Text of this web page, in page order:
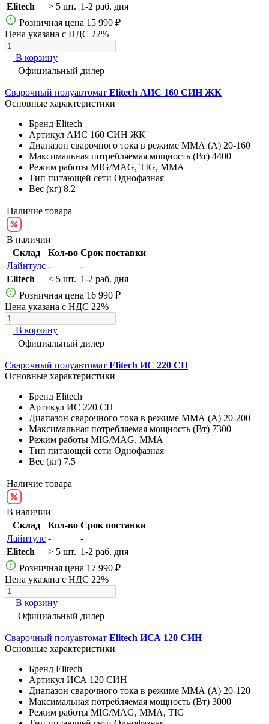
Elitech
> 5 шт. 1-2 раб. дня
Розничная цена 15 990 ₽
Цена указана с НДС 22%
В корзину
Официальный дилер
Сварочный полуавтомат Elitech АИС 160 СИН ЖК
Основные характеристики
Бренд Elitech
Артикул АИС 160 СИН ЖК
Диапазон сварочного тока в режиме ММА (А) 20-160
Максимальная потребляемая мощность (Вт) 4400
Режим работы MIG/MAG, TIG, MMA
Тип питающей сети Однофазная
Вес (кг) 8.2
Наличие товара
В наличии
Склад
Кол-во Срок поставки
Лайнтулс -
-
Elitech
< 5 шт. 1-2 раб. дня
Розничная цена 16 990 ₽
Цена указана с НДС 22%
В корзину
Официальный дилер
Сварочный полуавтомат Elitech ИС 220 СП
Основные характеристики
Бренд Elitech
Артикул ИС 220 СП
Диапазон сварочного тока в режиме ММА (А) 20-200
Максимальная потребляемая мощность (Вт) 7300
Режим работы MIG/MAG, MMA
Тип питающей сети Однофазная
Вес (кг) 7.5
Наличие товара
В наличии
Склад
Кол-во Срок поставки
Лайнтулс -
-
Elitech
> 5 шт. 1-2 раб. дня
Розничная цена 17 990 ₽
Цена указана с НДС 22%
В корзину
Официальный дилер
Сварочный полуавтомат Elitech ИСА 120 СИН
Основные характеристики
Бренд Elitech
Артикул ИСА 120 СИН
Диапазон сварочного тока в режиме ММА (А) 20-120
Максимальная потребляемая мощность (Вт) 3000
Режим работы MIG/MAG, MMA, TIG